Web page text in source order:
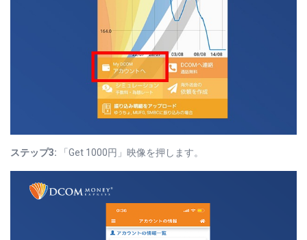
ステップ3: 「Get 1000円」映像を押します。